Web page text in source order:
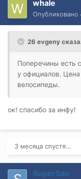
whale
Опубликовано
26 evgeny
Поперечины есть
у официалов.
велосипеды.
ок! спасибо за инфу!
3 месяца спустя...
SuperSan